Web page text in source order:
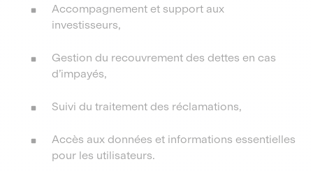
Accompagnement et support aux
investisseurs,
Gestion du recouvrement des dettes en cas
d’impayés,
Suivi du traitement des réclamations,
Accès aux données et informations essentielles
pour les utilisateurs.